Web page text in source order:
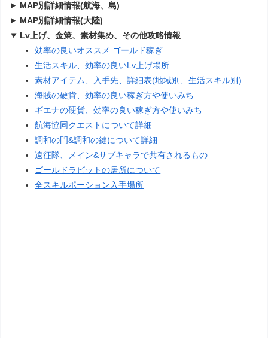
MAP別詳細情報(航海、島)
MAP別詳細情報(大陸)
Lv上げ、金策、素材集め、その他攻略情報
効率の良いオススメ ゴールド稼ぎ
生活スキル、効率の良いLv上げ場所
素材アイテム、入手先、詳細表(地域別、生活スキル別)
海賊の硬貨、効率の良い稼ぎ方や使いみち
ギエナの硬貨、効率の良い稼ぎ方や使いみち
航海協同クエストについて詳細
調和の門&調和の鍵について詳細
遠征隊、メイン&サブキャラで共有されるもの
ゴールドラビットの居所について
全スキルポーション入手場所